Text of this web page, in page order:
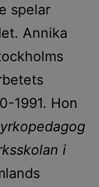
spelar
Annika
1991. Hon
i